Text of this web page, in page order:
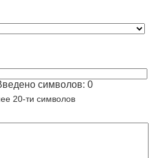
символов: 0
20-ти символов